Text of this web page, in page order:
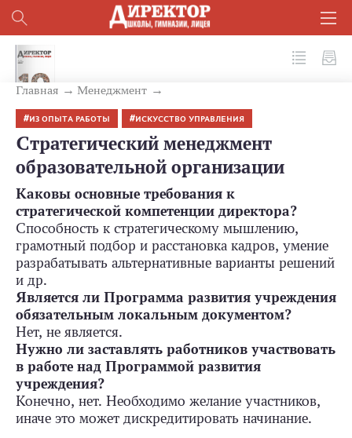
Главная Менеджмент
ИЗ ОПЫТА РАБОТЫ ИСКУССТВО УПРАВЛЕНИЯ
Стратегический менеджмент
образовательной организации
Каковы основные требования к
стратегической компетенции директора?
Способность к стратегическому мышлению,
грамотный подбор и расстановка кадров, умение
разрабатывать альтернативные варианты решений
и др.
Является ли Программа развития учреждения
обязательным локальным документом?
Нет, не является.
Нужно ли заставлять работников участвовать
в работе над Программой развития
учреждения?
Конечно, нет. Необходимо желание участников,
иначе это может дискредитировать начинание.